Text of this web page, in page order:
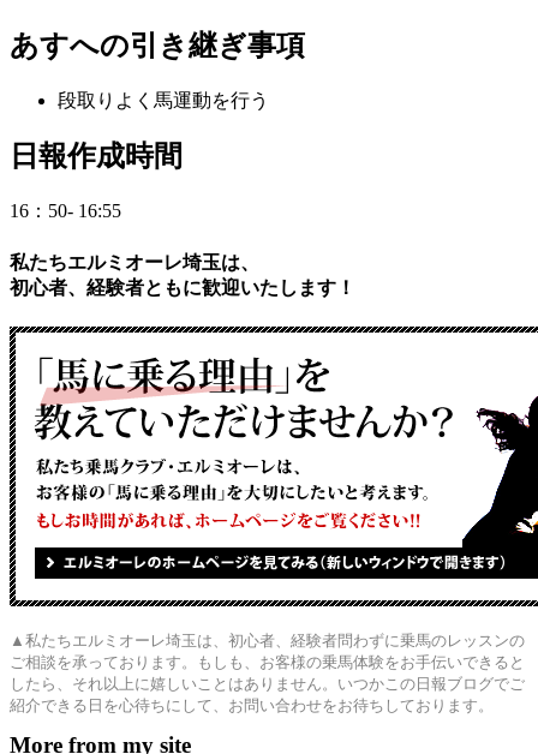
あすへの引き継ぎ事項
段取りよく馬運動を行う
日 報作成時間
16：50- 16:55
私たちエルミオーレ埼玉は、
初心者、経験者ともに歓迎いたします！
▲私たちエルミオーレ埼玉は、初心者、経験者問わずに乗馬のレッスンの
ご相談を承っております。もしも、お客様の乗馬体験をお手伝いできると
したら、それ以上に嬉しいことはありません。いつかこの日報ブログでご
紹介できる日を心待ちにして、お問い合わせをお待ちしております。
More from my site